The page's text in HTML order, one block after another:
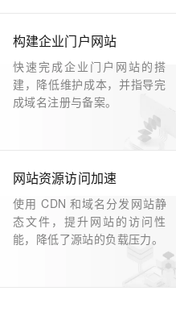
构建企业门户网站
快速完成企业门户网站的搭
建，降低维护成本，并指导完
成域名注册与备案。
网站资源访问加速
使用 CDN 和域名分发网站静
态文件，提升网站的访问性
能，降低了源站的负载压力。